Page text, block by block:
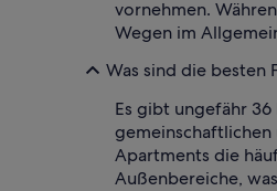
vornehmen.
Wegen im
Was sind die besten
Es gibt ungefähr
Apartments die
Außenbereiche,